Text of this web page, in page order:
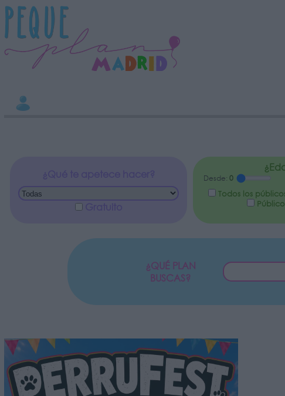
Desde:0
Todos los
¿QUÉ PLAN
BUSCAS?
INFORMACION SOBRE LA PROTECCIÓN DE TUS DATOS
Responsable:
Finalidad:
Datos tratados:
Información adicional